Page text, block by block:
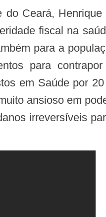
fiscal na
para a
para
em Saúde por
ansioso em
irreversíveis